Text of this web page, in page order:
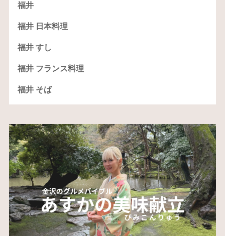
福井
福井 日本料理
福井 すし
福井 フランス料理
福井 そば